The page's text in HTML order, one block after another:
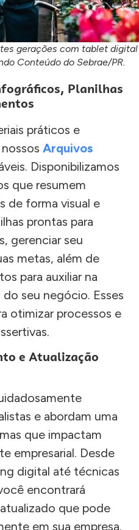
gerações com tablet digital
Conteúdo do Sebrae/PR.
Planilhas
práticos e
Arquivos
Disponibilizamos
que resumem
de forma visual e
prontas para
gerenciar seu
metas, além de
para auxiliar na
seu negócio. Esses
otimizar processos e
e Atualização
e abordam uma
que impactam
empresarial. Desde
digital até técnicas
encontrará
que pode
em sua empresa.